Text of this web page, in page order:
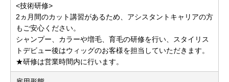
<技術研修>
2ヵ月間のカット講習があるため、アシスタントキャリアの方
もご安心ください。
シャンプー、カラーや増毛、育毛の研修を行い、スタイリス
トデビュー後はウィッグのお客様を担当していただきます。
★研修は営業時間内に行います。